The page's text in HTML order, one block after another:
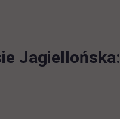
Jagiellońska: